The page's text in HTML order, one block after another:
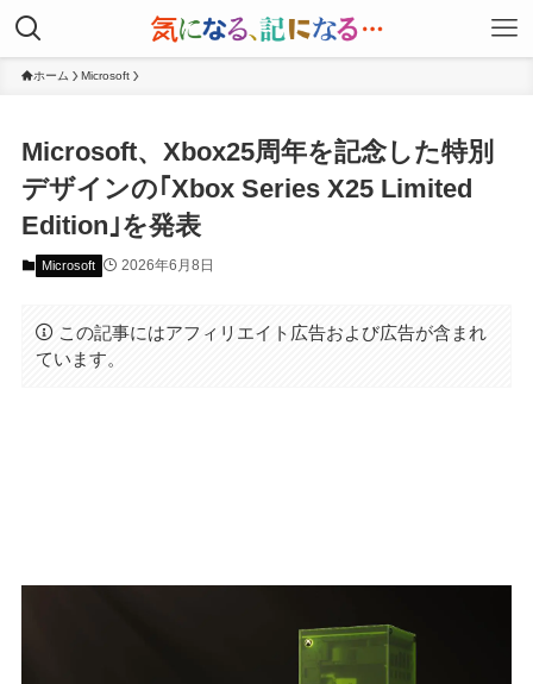
ホーム Microsoft
Microsoft、Xbox25周年を記念した特別
デザインの｢Xbox Series X25 Limited
Edition｣を発表
Microsoft 2026年6月8日
この記事にはアフィリエイト広告および広告が含まれ
ています。